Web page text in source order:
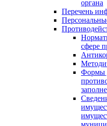
органа
Перечень
сфере
Формы